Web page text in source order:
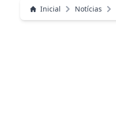
Inicial Notícias